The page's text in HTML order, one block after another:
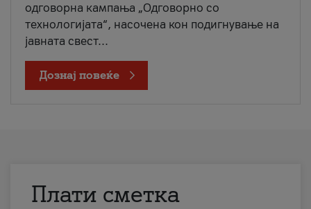
одговорна кампања „Одговорно со
технологијата“, насочена кон подигнување на
јавната свест...
Дознај повеќе
Плати сметка